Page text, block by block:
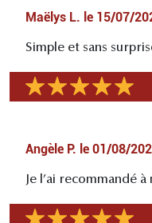
Maëlys L. le 15/07/
Simple et sans
Angèle P. le 01/08/
Je l’ai recommandé